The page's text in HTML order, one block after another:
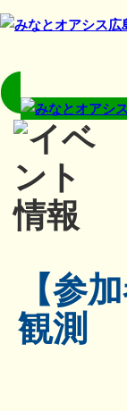
【参
観測